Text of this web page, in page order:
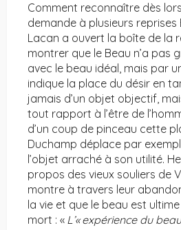
Comment reconnaître dès
demande à plusieurs reprises
Lacan a ouvert la boîte de la
montrer que le Beau n’a pas
avec le beau idéal, mais par
indique la place du désir en
jamais d’un objet objectif,
tout rapport à l’être de
d’un coup de pinceau cette
Duchamp déplace par
l’objet arraché à son utilité.
propos des vieux souliers de
montre à travers leur
la vie et que le beau est
mort : « L’«expérience du beau